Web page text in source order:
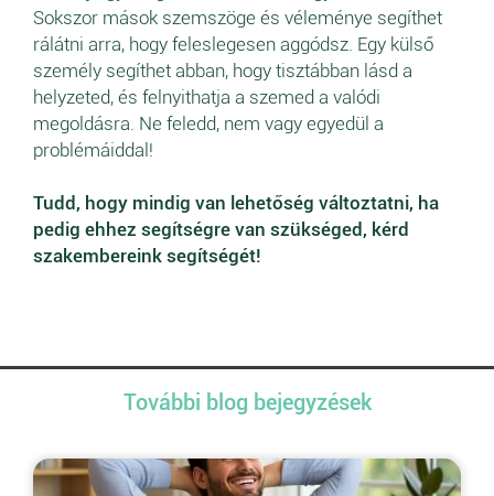
Sokszor mások szemszöge és véleménye segíthet
rálátni arra, hogy feleslegesen aggódsz. Egy külső
személy segíthet abban, hogy tisztábban lásd a
helyzeted, és felnyithatja a szemed a valódi
megoldásra. Ne feledd, nem vagy egyedül a
problémáiddal!
Tudd, hogy mindig van lehetőség változtatni, ha
pedig ehhez segítségre van szükséged, kérd
szakembereink segítségét!
További blog bejegyzések